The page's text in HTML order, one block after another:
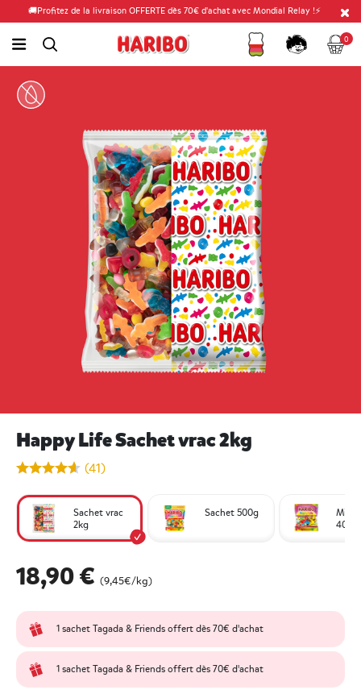
🚚Profitez de la livraison OFFERTE dès 70€ d'achat avec Mondial Relay !⚡
link.header.menu.label
simplesearch.search.label Fidélité
Compte
Panier
0
Happy Life Sachet vrac 2kg
undefined out of 5 Customer Rating
(41)
Sachet vrac
2kg
Sachet 500g
Mini-
40g
18,90 € (9,45€/kg)
1 sachet Tagada & Friends offert dès 70€ d'achat
1 sachet Tagada & Friends offert dès 70€ d'achat